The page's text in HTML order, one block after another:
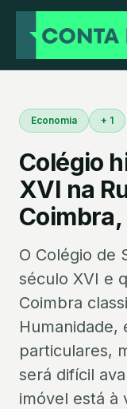
Economia + 1
Colégio
XVI na
O Colégio de
século XVI e
Coimbra
Humanidade,
particulares,
será difícil
imóvel está à